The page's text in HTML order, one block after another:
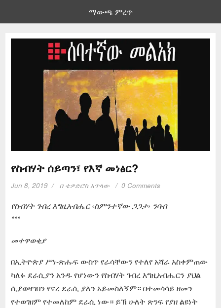
ማውጫ ምረጥ
የስብሃት ሰይጣን፣ የእኛ መነፅር?
Jun 8, 2019 በ ቴዎድሮስ አጥላው 0 Comments
የስብሃት ገብረ እግዚአብሔር ‹ስምንተኛው ጋጋታ› ንባብ
***
መተዋወቂያ
በኢትዮጵያ ሥነ-ጽሑፍ ውስጥ የራሳቸውን የተለየ አሻራ አስቀምጠው
ካለፉ ደራሲያን አንዱ የሆነውን የስብሃት ገብረ እግዚአብሔርን ያህል
ሲያወዛግበን የኖረ ደራሲ ያለን አይመስለኝም። በተመሳሳይ ዘመን
የተወገዘም የተመለከም ደራሲ ነው። ይኽ ሁለት ጽንፍ የያዘ ልዩነት